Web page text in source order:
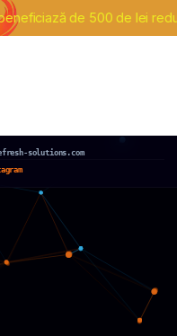
de 500 de lei reducere
solutions.com